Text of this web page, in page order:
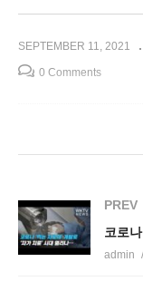
SEPTEMBER 11, 2021
0 Comments
PREV
admin